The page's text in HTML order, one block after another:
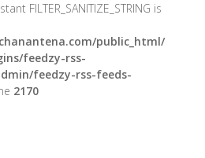
FILTER_SANITIZE_STRING is
public_html/
feedzy-rss-
feedzy-rss-feeds-
2170